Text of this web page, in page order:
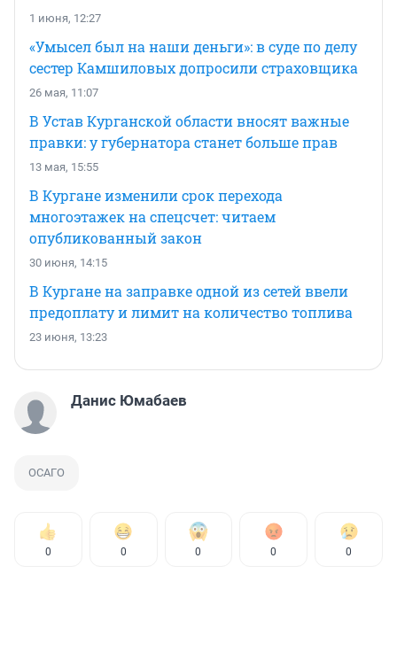
1 июня, 12:27
«Умысел был на наши деньги»: в суде по делу
сестер Камшиловых допросили страховщика
26 мая, 11:07
В Устав Курганской области вносят важные
правки: у губернатора станет больше прав
13 мая, 15:55
В Кургане изменили срок перехода
многоэтажек на спецсчет: читаем
опубликованный закон
30 июня, 14:15
В Кургане на заправке одной из сетей ввели
предоплату и лимит на количество топлива
23 июня, 13:23
Данис Юмабаев
ОСАГО
0 0 0 0 0